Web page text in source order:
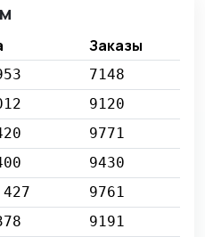
Заказы
7148
9120
9771
9430
9761
9191